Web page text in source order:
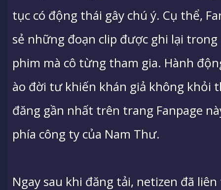
tục có động thái gây chú ý. Cụ thể,
sẻ những đoạn clip được ghi lại
phim mà cô từng tham gia. Hành
ào đời tư khiến khán giả không khỏi
đăng gần nhất trên trang Fanpage
phía công ty của Nam Thư.
Ngay sau khi đăng tải, netizen đã